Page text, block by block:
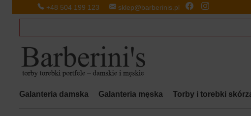
+48 504 199 123 sklep@barberinis.pl
Galanteria damska Galanteria męska Torby i torebki